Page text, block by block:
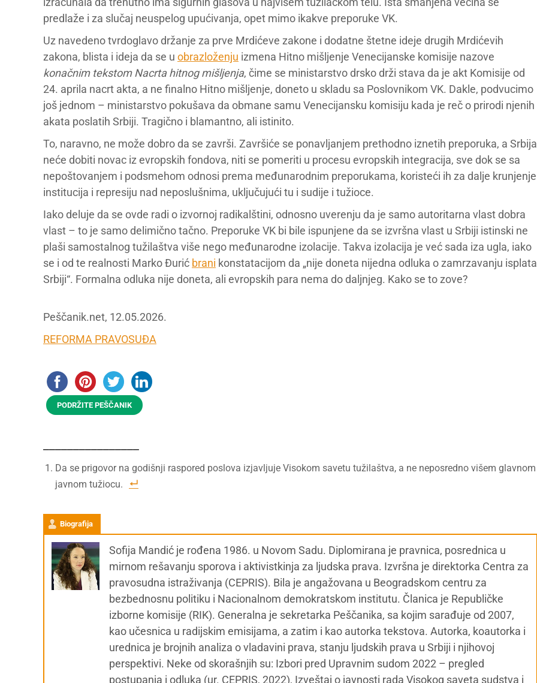
predlaže i za slučaj neuspelog upućivanja, opet mimo ikakve preporuke VK.
Uz navedeno tvrdoglavo držanje za prve Mrdićeve zakone i dodatne štetne ideje drugih Mrdićevih
zakona, blista i ideja da se u obrazloženju izmena Hitno mišljenje Venecijanske komisije nazove
konačnim tekstom Nacrta hitnog mišljenja, čime se ministarstvo drsko drži stava da je akt Komisije od
24. aprila nacrt akta, a ne finalno Hitno mišljenje, doneto u skladu sa Poslovnikom VK. Dakle, podvucimo
još jednom – ministarstvo pokušava da obmane samu Venecijansku komisiju kada je reč o prirodi njenih
akata poslatih Srbiji. Tragično i blamantno, ali istinito.
To, naravno, ne može dobro da se završi. Završiće se ponavljanjem prethodno iznetih preporuka, a Srbija
neće dobiti novac iz evropskih fondova, niti se pomeriti u procesu evropskih integracija, sve dok se sa
nepoštovanjem i podsmehom odnosi prema međunarodnim preporukama, koristeći ih za dalje krunjenje
institucija i represiju nad neposlušnima, uključujući tu i sudije i tužioce.
Iako deluje da se ovde radi o izvornoj radikalštini, odnosno uverenju da je samo autoritarna vlast dobra
vlast – to je samo delimično tačno. Preporuke VK bi bile ispunjene da se izvršna vlast u Srbiji istinski ne
plaši samostalnog tužilaštva više nego međunarodne izolacije. Takva izolacija je već sada iza ugla, iako
se i od te realnosti Marko Đurić brani konstatacijom da „nije doneta nijedna odluka o zamrzavanju isplata
Srbiji“. Formalna odluka nije doneta, ali evropskih para nema do daljnjeg. Kako se to zove?
Peščanik.net, 12.05.2026.
REFORMA PRAVOSUĐA
PODRŽITE PEŠČANIK
Da se prigovor na godišnji raspored poslova izjavljuje Visokom savetu tužilaštva, a ne neposredno višem glavnom
javnom tužiocu.
Biografija
Sofija Mandić je rođena 1986. u Novom Sadu. Diplomirana je pravnica, posrednica u
mirnom rešavanju sporova i aktivistkinja za ljudska prava. Izvršna je direktorka Centra za
pravosudna istraživanja (CEPRIS). Bila je angažovana u Beogradskom centru za
bezbednosnu politiku i Nacionalnom demokratskom institutu. Članica je Republičke
izborne komisije (RIK). Generalna je sekretarka Peščanika, sa kojim sarađuje od 2007,
kao učesnica u radijskim emisijama, a zatim i kao autorka tekstova. Autorka, koautorka i
urednica je brojnih analiza o vladavini prava, stanju ljudskih prava u Srbiji i njihovoj
perspektivi. Neke od skorašnjih su: Izbori pred Upravnim sudom 2022 – pregled
postupanja i odluka (ur. CEPRIS, 2022), Izveštaj o javnosti rada Visokog saveta sudstva i